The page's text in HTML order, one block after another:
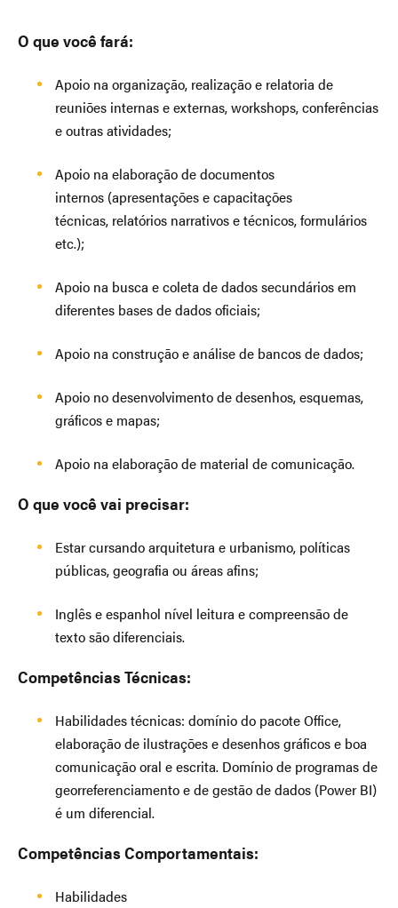
O que você fará:
Apoio na organização, realização e relatoria de
reuniões internas e externas, workshops, conferências
e outras atividades;
Apoio na elaboração de documentos
internos (apresentações e capacitações
técnicas, relatórios narrativos e técnicos, formulários
etc.);
Apoio na busca e coleta de dados secundários em
diferentes bases de dados oficiais;
Apoio na construção e análise de bancos de dados;
Apoio no desenvolvimento de desenhos, esquemas,
gráficos e mapas;
Apoio na elaboração de material de comunicação.
O que você vai precisar:
Estar cursando arquitetura e urbanismo, políticas
públicas, geografia ou áreas afins;
Inglês e espanhol nível leitura e compreensão de
texto são diferenciais.
Competências Técnicas:
Habilidades técnicas: domínio do pacote Office,
elaboração de ilustrações e desenhos gráficos e boa
comunicação oral e escrita. Domínio de programas de
georreferenciamento e de gestão de dados (Power BI)
é um diferencial.
Competências Comportamentais:
Habilidades